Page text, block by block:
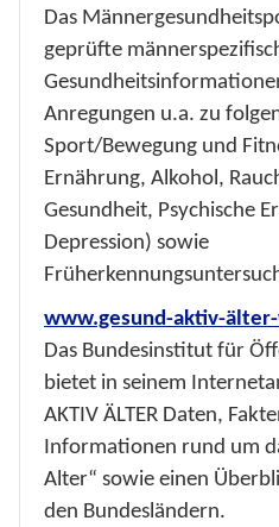
Das
geprüfte
Anregungen u.a. zu
Sport/Bewegung und
Ernährung, Alkohol,
Gesundheit, Psychische
Depression) sowie
www.gesund-aktiv-
Das Bundesinstitut für
bietet in seinem
AKTIV ÄLTER Daten,
Informationen rund um
Alter“ sowie einen
den Bundesländern.